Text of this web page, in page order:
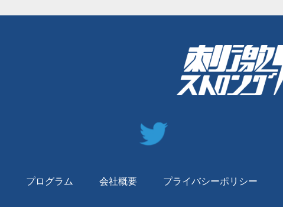
プログラム 会社概要 プライバシーポリシー